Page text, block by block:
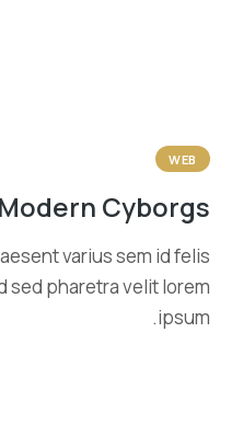
WEB
Modern Cyborgs
varius sem id felis
sed pharetra velit lorem
ipsum.